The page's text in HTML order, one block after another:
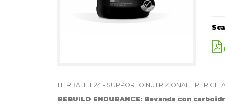
HERBALIFE24 - SUPPORTO NUTRIZIONALE PER GLI
REBUILD ENDURANCE: Bevanda con